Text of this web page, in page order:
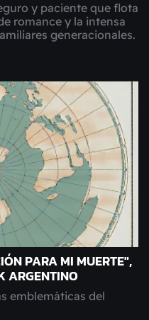
y paciente que flota
romance y la intensa
generacionales.
PARA MI MUERTE",
ARGENTINO
emblemáticas del